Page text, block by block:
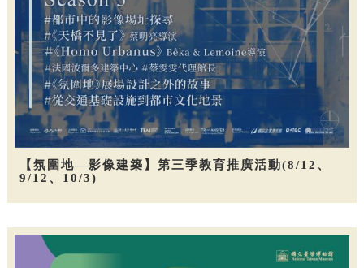
【氛圍地—影像建築】第三季教育推廣活動(8/12、
9/12、10/3)